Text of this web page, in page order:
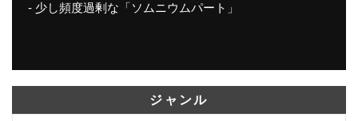
少し頻度過剰な「ソムニウムパート」
ジャンル